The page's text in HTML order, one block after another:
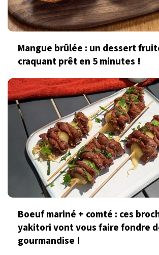
Mangue brûlée : un dessert
craquant prêt en 5 minutes !
Boeuf mariné + comté : ces
yakitori vont vous faire fondre
gourmandise !